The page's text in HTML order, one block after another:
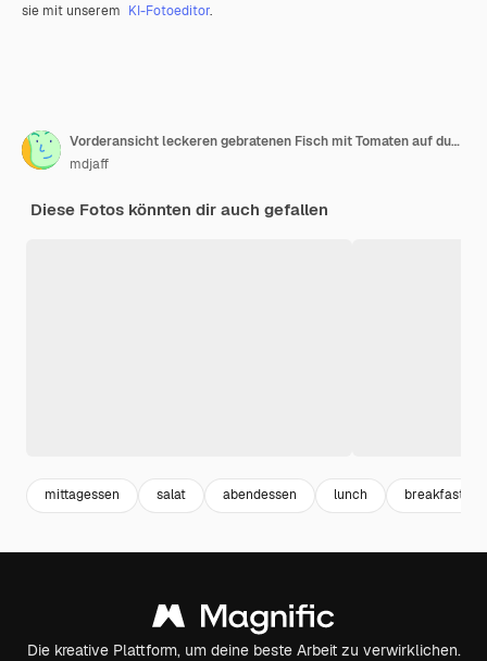
sie mit unserem KI-Fotoeditor.
Vorderansicht leckeren gebratenen Fisch mit Tomaten auf dunkler Oberfläche Kochgericht Salat Braten Mahlzeit Meeresfrüchte Pfeffer Meeresfleisch Essen
mdjaff
Diese Fotos könnten dir auch gefallen
mittagessen salat abendessen lunch breakfast
Die kreative Plattform, um deine beste Arbeit zu verwirklichen.